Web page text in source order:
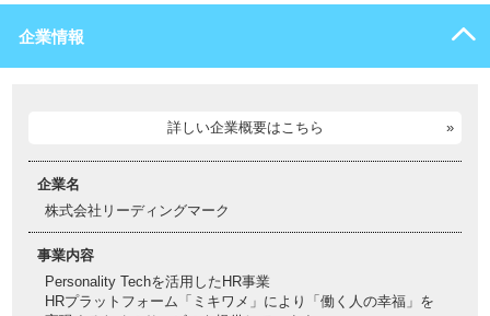
企業情報
詳しい企業概要はこちら
企業名
株式会社リーディングマーク
事業内容
Personality Techを活用したHR事業
HRプラットフォーム「ミキワメ」により「働く人の幸福」を